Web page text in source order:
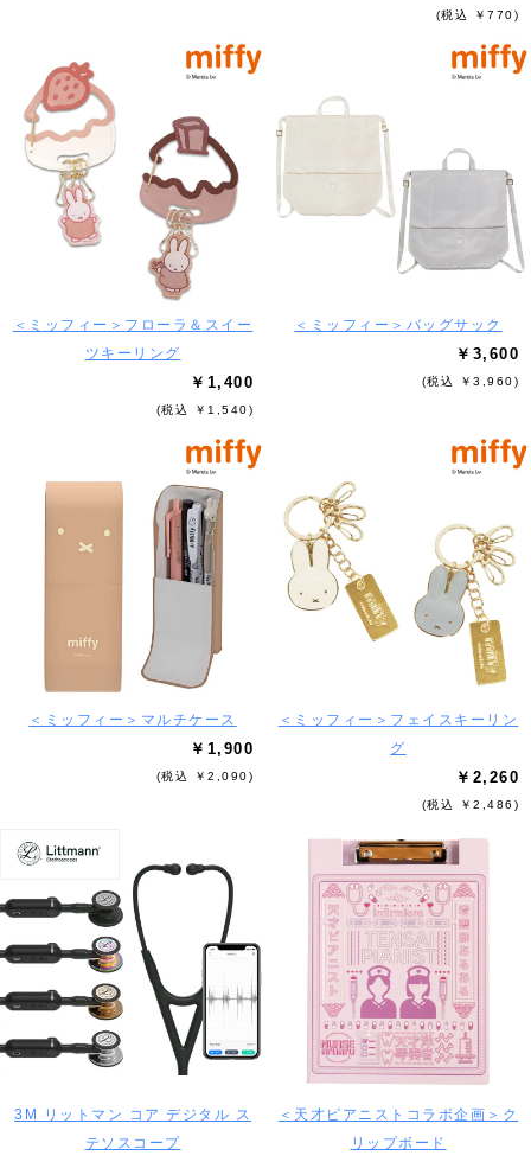
(税込 ￥770)
＜ミッフィー＞フローラ＆スイー
ツキーリング
￥1,400
(税込 ￥1,540)
＜ミッフィー＞バッグサック
￥3,600
(税込 ￥3,960)
＜ミッフィー＞マルチケース
￥1,900
(税込 ￥2,090)
＜ミッフィー＞フェイスキーリン
グ
￥2,260
(税込 ￥2,486)
3M リットマン コア デジタル ス
テソスコープ
＜天才ピアニストコラボ企画＞ク
リップボード